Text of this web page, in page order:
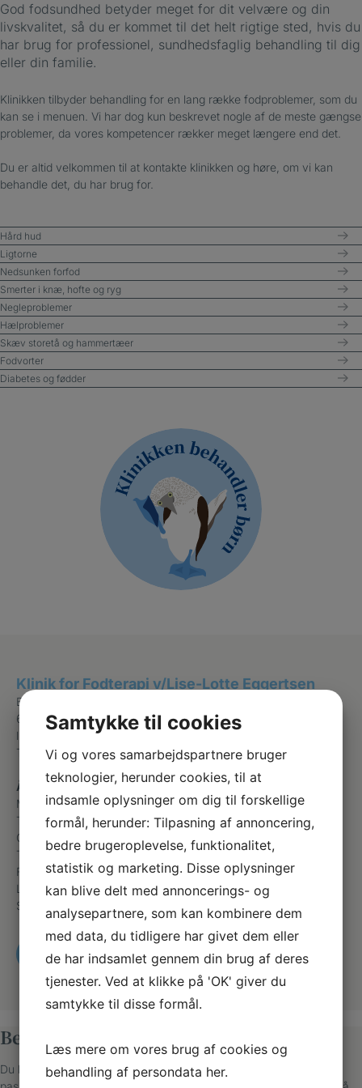
God fodsundhed betyder meget for dit velvære og din
livskvalitet, så du er kommet til det helt rigtige sted, hvis du
har brug for professionel, sundhedsfaglig behandling til dig
eller din familie.
Klinikken tilbyder behandling for en lang række fodproblemer, som du
kan se i menuen. Vi har dog kun beskrevet nogle af de meste gængse
problemer, da vores kompetencer rækker meget længere end det.
Du er altid velkommen til at kontakte klinikken og høre, om vi kan
behandle det, du har brug for.
Hård hud
Ligtorne
Nedsunken forfod
Smerter i knæ, hofte og ryg
Negleproblemer
Hælproblemer
Skæv storetå og hammertæer
Fodvorter
Diabetes og fødder
Klinik for Fodterapi v/Lise-Lotte Eggertsen
Blomstermarken 1
6971 Spjald
lise-lotte@spjaldfodterapi.dk
Telefon +45 61630909
Åbningstider
Mandag
Efter aftale
Tirsdag
Efter aftale
Onsdag
Efter aftale
Torsdag
Efter aftale
Fredag
Efter aftale
Lørdag
Lukket
Søndag
RING OG BESTIL TID
Bestil tid til behandling
Du kan se, hvornår klinikken har ledige tider og booke en tid, der
Samtykke til cookies
Vi og vores samarbejdspartnere bruger
teknologier, herunder cookies, til at
indsamle oplysninger om dig til forskellige
formål, herunder: Tilpasning af annoncering,
bedre brugeroplevelse, funktionalitet,
statistik og marketing. Disse oplysninger
kan blive delt med annoncerings- og
analysepartnere, som kan kombinere dem
med data, du tidligere har givet dem eller
de har indsamlet gennem din brug af deres
tjenester. Ved at klikke på 'OK' giver du
samtykke til disse formål.
Læs mere om vores brug af cookies og
behandling af persondata her.